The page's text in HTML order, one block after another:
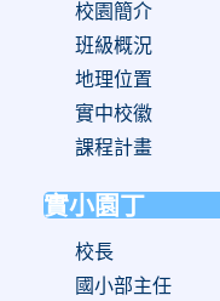
校園簡介
班級概況
地理位置
實中校徽
課程計畫
實小園丁
校長
國小部主任